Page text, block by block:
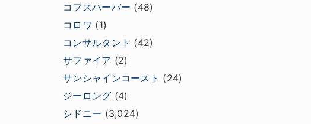
コフスハーバー (48)
コロワ (1)
コンサルタント (42)
サファイア (2)
サンシャインコースト (24)
ジーロング (4)
シドニー (3,024)